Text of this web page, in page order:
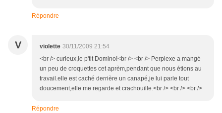
Répondre
V violette 30/11/2009 21:54
<br /> curieux,le p'tit Domino!<br /> <br /> Perplexe a mangé
un peu de croquettes cet aprèm,pendant que nous étions au
travail.elle est caché derrière un canapé,je lui parle tout
doucement,elle me regarde et crachouille.<br /> <br /> <br />
Répondre